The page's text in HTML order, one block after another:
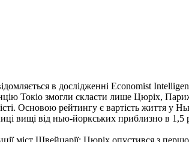
в дослідженні Economist
Токіо змогли скласти лише Цюріх,
Основою рейтингу є вартість життя у
вищі від нью-йоркських приблизно в
міст Швейцарії: Цюріх опустився з